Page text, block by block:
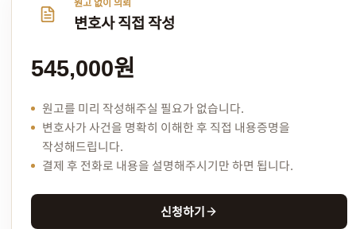
변호사 직접 작성
545,000원
원고를 미리 작성해주실 필요가 없습니다.
변호사가 사건을 명확히 이해한 후 직접 내용증명을
작성해드립니다.
결제 후 전화로 내용을 설명해주시기만 하면 됩니다.
신청하기